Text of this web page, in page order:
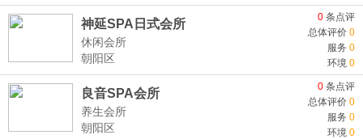
神延SPA日式会所
休闲会所
朝阳区
0 条点评
总体评价 0
服务 0
环境 0
良音SPA会所
养生会所
朝阳区
0 条点评
总体评价 0
服务 0
环境 0